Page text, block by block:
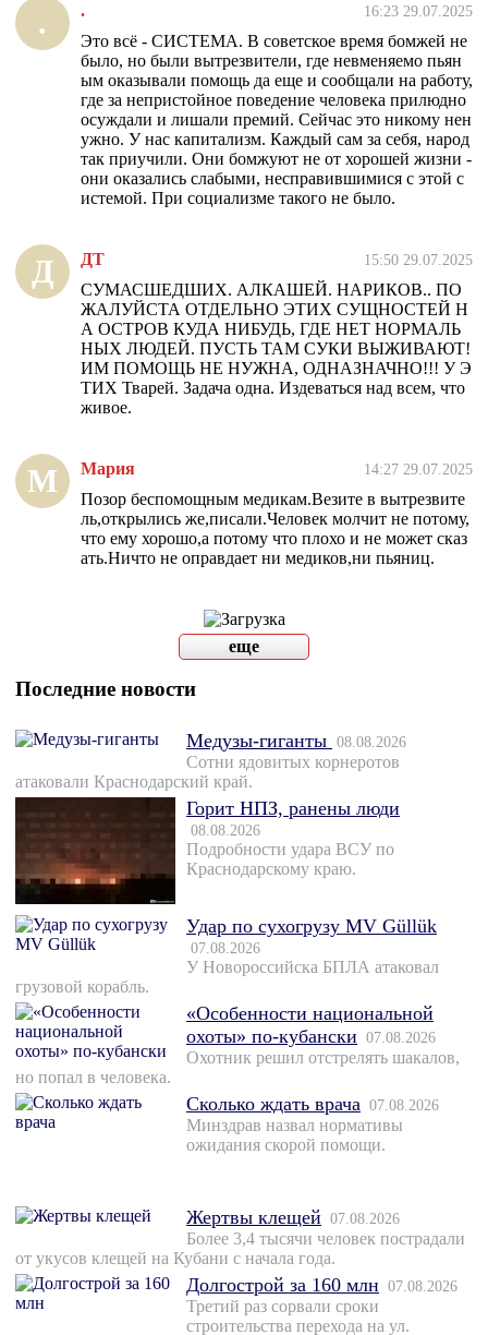
. . 16:23 29.07.2025
Это всё - СИСТЕМА. В советское время бомжей не
было, но были вытрезвители, где невменяемо пьян
ым оказывали помощь да еще и сообщали на работу,
где за непристойное поведение человека прилюдно
осуждали и лишали премий. Сейчас это никому нен
ужно. У нас капитализм. Каждый сам за себя, народ
так приучили. Они бомжуют не от хорошей жизни -
они оказались слабыми, несправившимися с этой с
истемой. При социализме такого не было.
Д ДТ 15:50 29.07.2025
СУМАСШЕДШИХ. АЛКАШЕЙ. НАРИКОВ.. ПО
ЖАЛУЙСТА ОТДЕЛЬНО ЭТИХ СУЩНОСТЕЙ Н
А ОСТРОВ КУДА НИБУДЬ, ГДЕ НЕТ НОРМАЛЬ
НЫХ ЛЮДЕЙ. ПУСТЬ ТАМ СУКИ ВЫЖИВАЮТ!
ИМ ПОМОЩЬ НЕ НУЖНА, ОДНАЗНАЧНО!!! У Э
ТИХ Тварей. Задача одна. Издеваться над всем, что
живое.
М Мария 14:27 29.07.2025
Позор беспомощным медикам.Везите в вытрезвите
ль,открылись же,писали.Человек молчит не потому,
что ему хорошо,а потому что плохо и не может сказ
ать.Ничто не оправдает ни медиков,ни пьяниц.
еще
Последние новости
Медузы-гиганты 08.08.2026
Сотни ядовитых корнеротов
атаковали Краснодарский край.
Горит НПЗ, ранены люди
08.08.2026
Подробности удара ВСУ по
Краснодарскому краю.
Удар по сухогрузу MV Güllük
07.08.2026
У Новороссийска БПЛА атаковал
грузовой корабль.
«Особенности национальной
охоты» по-кубански 07.08.2026
Охотник решил отстрелять шакалов,
но попал в человека.
Сколько ждать врача 07.08.2026
Минздрав назвал нормативы
ожидания скорой помощи.
Жертвы клещей 07.08.2026
Более 3,4 тысячи человек пострадали
от укусов клещей на Кубани с начала года.
Долгострой за 160 млн 07.08.2026
Третий раз сорвали сроки
строительства перехода на ул.